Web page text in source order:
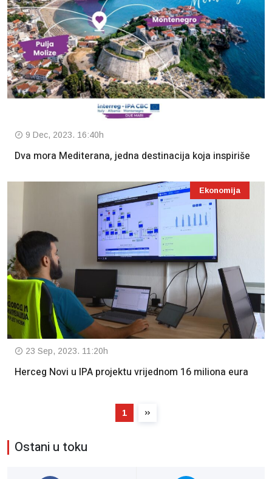
9 Dec, 2023. 16:40h
Dva mora Mediterana, jedna destinacija koja inspiriše
Ekonomija
23 Sep, 2023. 11:20h
Herceg Novi u IPA projektu vrijednom 16 miliona eura
1
Ostani u toku